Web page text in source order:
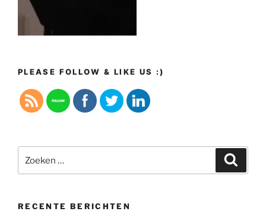
PLEASE FOLLOW & LIKE US :)
naar:
RECENTE BERICHTEN